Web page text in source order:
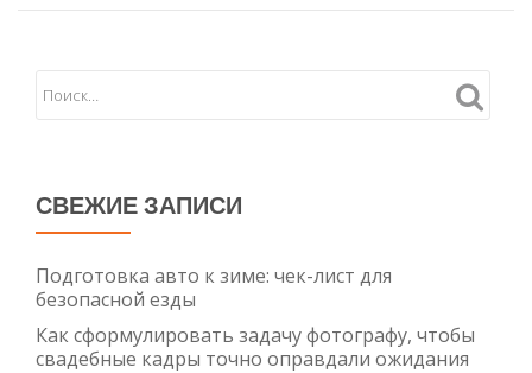
СВЕЖИЕ ЗАПИСИ
Подготовка авто к зиме: чек-лист для
безопасной езды
Как сформулировать задачу фотографу, чтобы
свадебные кадры точно оправдали ожидания